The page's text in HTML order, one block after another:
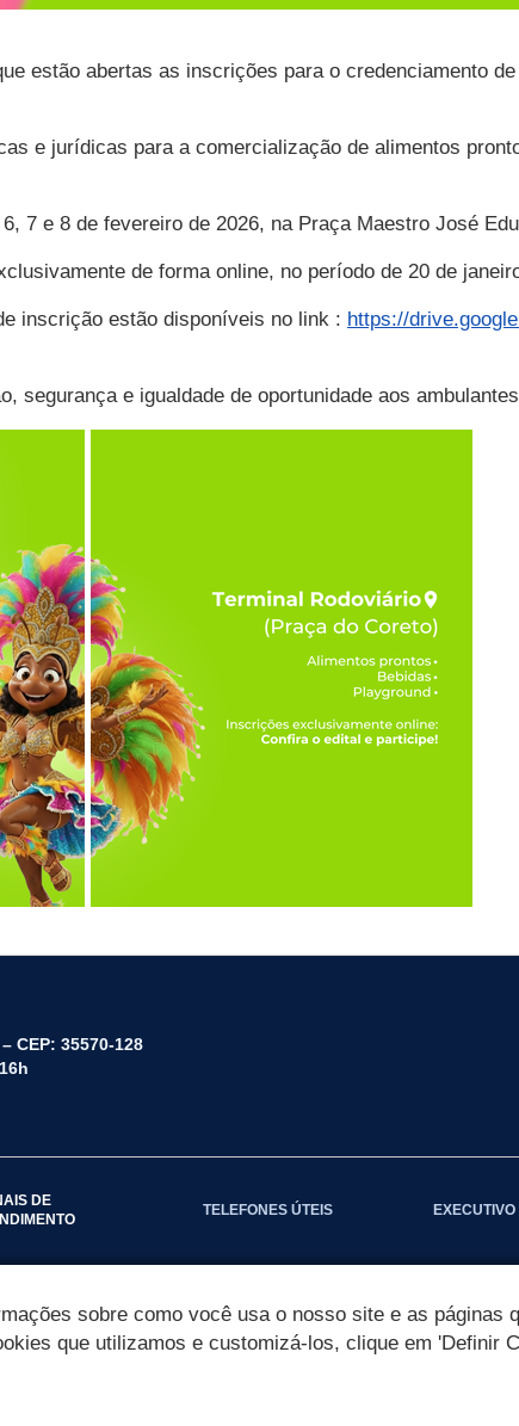
estão abertas as inscrições para o credenciamento
e jurídicas para a comercialização de alimentos
7 e 8 de fevereiro de 2026, na Praça Maestro José
de forma online, no período de 20 de
inscrição estão disponíveis no link : https://
segurança e igualdade de oportunidade aos
CEP: 35570-128
DE
TELEFONES ÚTEIS EXECUTIVO
sobre como você usa o nosso site e as páginas
que utilizamos e customizá-los, clique em 'Definir